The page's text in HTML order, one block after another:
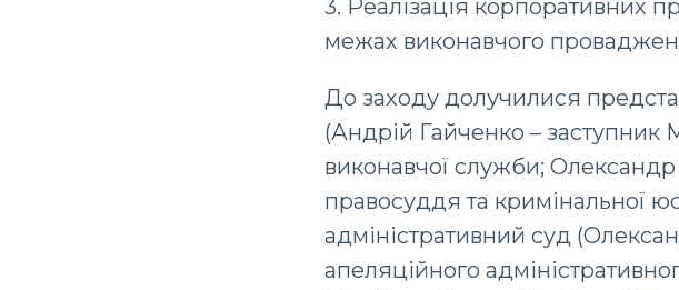
3️. Реалізація корпоративних
межах виконавчого
До заходу долучилися
(Андрій Гайченко – заступник
виконавчої служби;
правосуддя та кримінальної
адміністративний суд
апеляційного